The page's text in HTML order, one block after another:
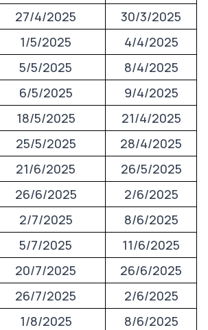
27/4/2025
30/3/2025
1/5/2025
4/4/2025
5/5/2025
8/4/2025
6/5/2025
9/4/2025
18/5/2025
21/4/2025
25/5/2025
28/4/2025
21/6/2025
26/5/2025
26/6/2025
2/6/2025
2/7/2025
8/6/2025
5/7/2025
11/6/2025
20/7/2025
26/6/2025
26/7/2025
2/6/2025
1/8/2025
8/6/2025